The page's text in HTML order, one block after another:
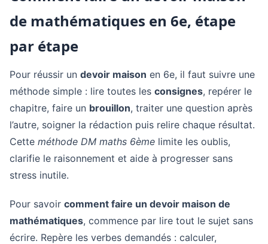
de mathématiques en 6e, étape
par étape
Pour réussir un devoir maison en 6e, il faut suivre une
méthode simple : lire toutes les consignes, repérer le
chapitre, faire un brouillon, traiter une question après
l’autre, soigner la rédaction puis relire chaque résultat.
Cette méthode DM maths 6ème limite les oublis,
clarifie le raisonnement et aide à progresser sans
stress inutile.
Pour savoir comment faire un devoir maison de
mathématiques, commence par lire tout le sujet sans
écrire. Repère les verbes demandés : calculer,